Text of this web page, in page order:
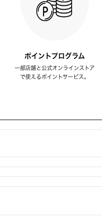
ポイントプログラム
一部店舗と公式オンラインストア
で使えるポイントサービス。